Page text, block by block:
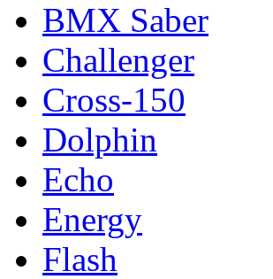
BMX Saber
Challenger
Cross-150
Dolphin
Echo
Energy
Flash